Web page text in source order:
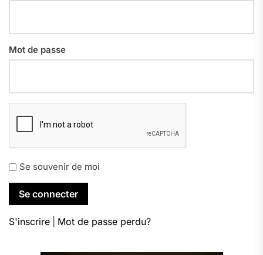
Mot de passe
Se souvenir de moi
S'inscrire Mot de passe perdu?